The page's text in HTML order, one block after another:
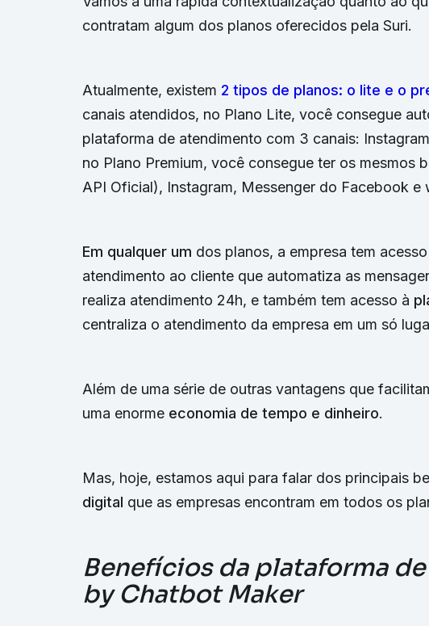
contratam algum dos planos oferecidos pela Suri.
Atualmente, existem 2 tipos de planos: o lite e o
canais atendidos, no Plano Lite, você consegue
plataforma de atendimento com 3 canais:
no Plano Premium, você consegue ter os mesmos
API Oficial), Instagram, Messenger do Facebook e
Em qualquer um dos planos, a empresa tem
atendimento ao cliente que automatiza as
realiza atendimento 24h, e também tem acesso à
centraliza o atendimento da empresa em um só
Além de uma série de outras vantagens que
uma enorme economia de tempo e dinheiro.
Mas, hoje, estamos aqui para falar dos principais
digital que as empresas encontram em todos os
Benefícios da plataforma
by Chatbot Maker